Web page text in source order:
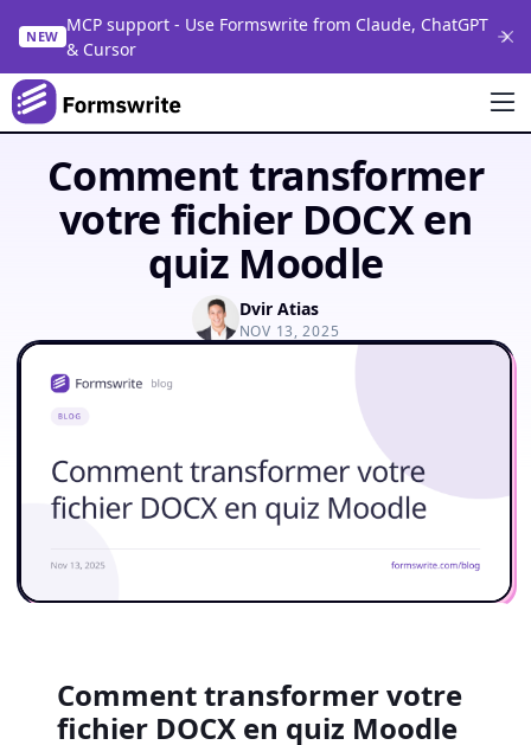
NEW
MCP support - Use Formswrite from Claude, ChatGPT
& Cursor
Comment transformer
votre fichier DOCX en
quiz Moodle
Dvir Atias
NOV 13, 2025
Comment transformer votre
fichier DOCX en quiz Moodle